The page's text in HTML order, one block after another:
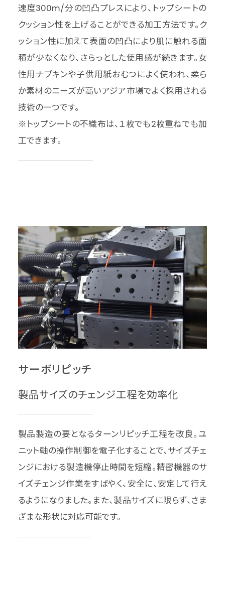
速度300m/分の凹凸プレスにより、トップシートの
クッション性を上げることができる加工方法です。ク
ッション性に加えて表面の凹凸により肌に触れる面
積が少なくなり、さらっとした使用感が続きます。女
性用ナプキンや子供用紙おむつによく使われ、柔ら
か素材のニーズが高いアジア市場でよく採用される
技術の一つです。
※トップシートの不織布は、１枚でも2枚重ねでも加
工できます。
サーボリピッチ
製品サイズのチェンジ工程を効率化
製品製造の要となるターンリピッチ工程を改良。ユ
ニット軸の操作制御を電子化することで、サイズチェ
ンジにおける製造機停止時間を短縮。精密機器のサ
イズチェンジ作業をすばやく、安全に、安定して行え
るようになりました。また、製品サイズに限らず、さま
ざまな形状に対応可能です。